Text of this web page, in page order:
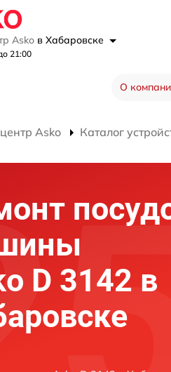
Asko в Хабаровске
21:00
О
Asko Каталог
D 3142 в